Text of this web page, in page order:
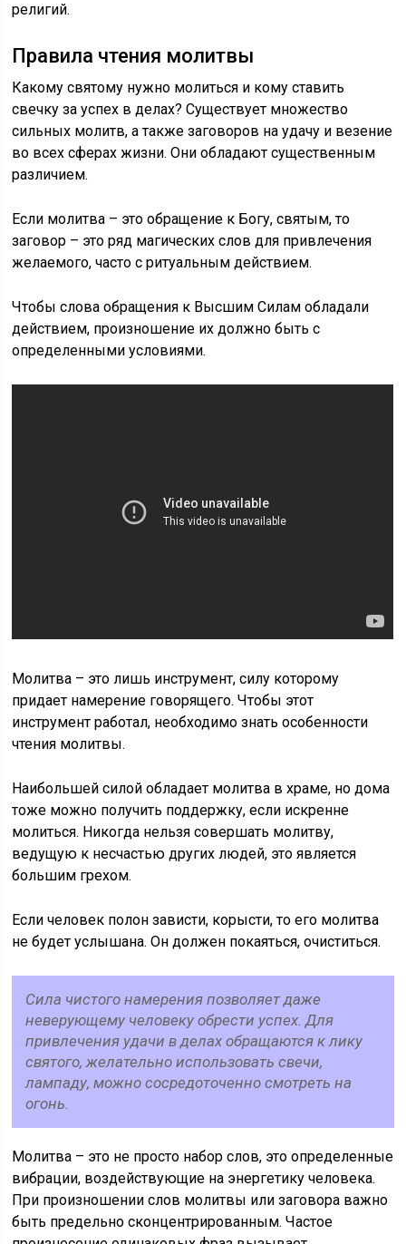
религий.
Правила чтения молитвы
Какому святому нужно молиться и кому ставить
свечку за успех в делах? Существует множество
сильных молитв, а также заговоров на удачу и везение
во всех сферах жизни. Они обладают существенным
различием.
Если молитва – это обращение к Богу, святым, то
заговор – это ряд магических слов для привлечения
желаемого, часто с ритуальным действием.
Чтобы слова обращения к Высшим Силам обладали
действием, произношение их должно быть с
определенными условиями.
Молитва – это лишь инструмент, силу которому
придает намерение говорящего. Чтобы этот
инструмент работал, необходимо знать особенности
чтения молитвы.
Наибольшей силой обладает молитва в храме, но дома
тоже можно получить поддержку, если искренне
молиться. Никогда нельзя совершать молитву,
ведущую к несчастью других людей, это является
большим грехом.
Если человек полон зависти, корысти, то его молитва
не будет услышана. Он должен покаяться, очиститься.
Сила чистого намерения позволяет даже
неверующему человеку обрести успех. Для
привлечения удачи в делах обращаются к лику
святого, желательно использовать свечи,
лампаду, можно сосредоточенно смотреть на
огонь.
Молитва – это не просто набор слов, это определенные
вибрации, воздействующие на энергетику человека.
При произношении слов молитвы или заговора важно
быть предельно сконцентрированным. Частое